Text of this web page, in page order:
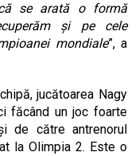
se arată o formă
și pe cele
mondiale”, a
jucătoarea Nagy
făcând un joc foarte
de către antrenorul
la Olimpia 2. Este o